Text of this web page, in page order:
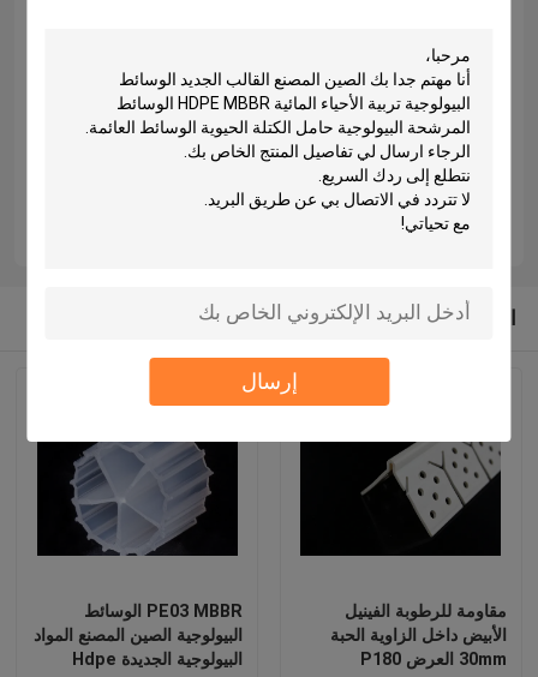
إرسال
الجودة لمساعدة العملاء على تحقيق أداء موثوق وفعال
لمعالجة مياه الصرف الصحي.
ما هو تحدي الصيانة الذي تواجهه في أغلب الأحيان في
مشاريع MBBR الخاصة بك؟
#MBBR #معالجة مياه الصرف الصحي #بيوفيلم
#معالجة المياه #الهندسة البيئية #معالجة مياه الصرف
الصحي #مياه الصرف الصناعي
المنتجات الموصى بها
مقاومة للرطوبة الفينيل
الأبيض داخل الزاوية الحبة
30mm العرض P180
PE03 MBBR الوسائط
البيولوجية الصين المصنع المواد
البيولوجية الجديدة Hdpe